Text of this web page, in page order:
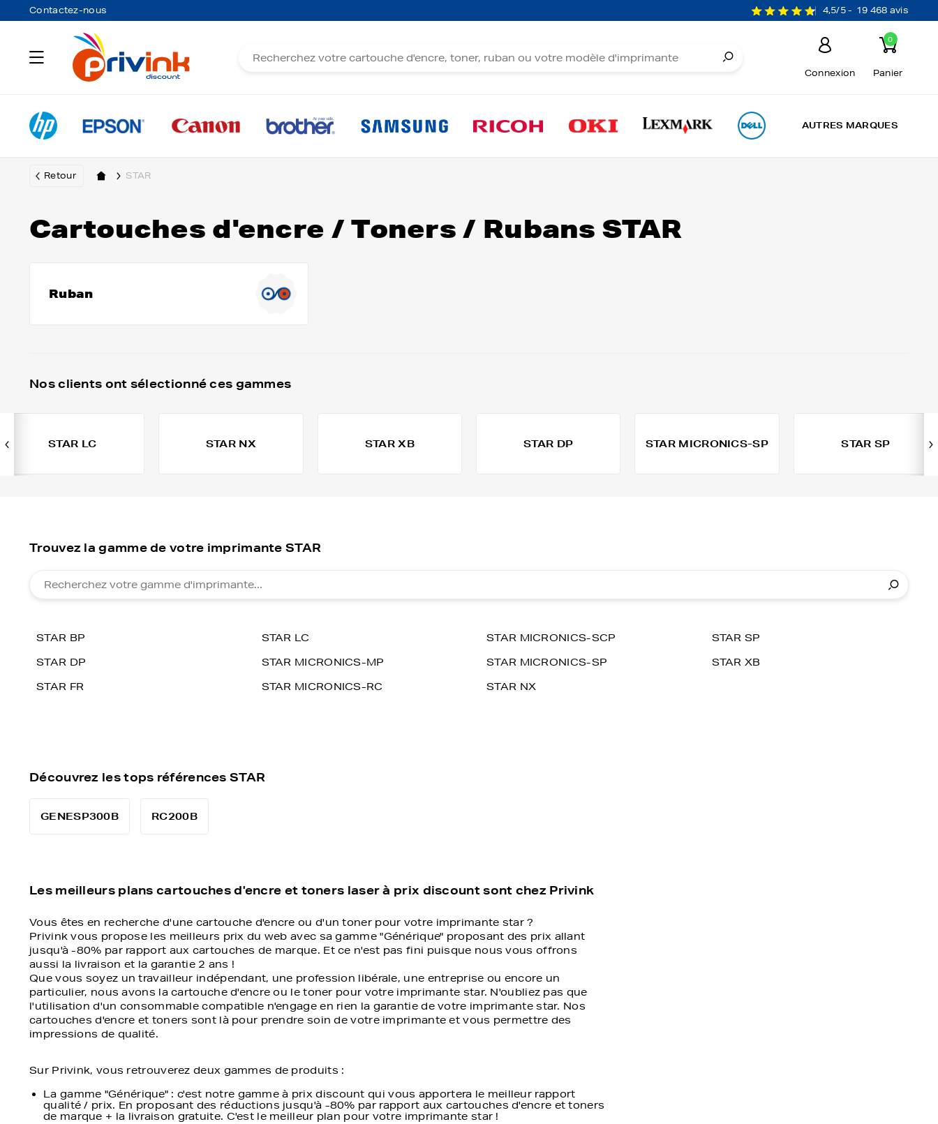
Contactez-nous 4,5/5 - 19 468 avis
Connexion
0
Panier
AUTRES MARQUES
Retour STAR
Cartouches d'encre / Toners / Rubans STAR
Ruban
Nos clients ont sélectionné ces gammes
STAR LC STAR NX STAR XB STAR DP STAR MICRONICS-SP STAR SP
Trouvez la gamme de votre imprimante STAR
STAR BP
STAR DP
STAR FR
STAR LC
STAR MICRONICS-MP
STAR MICRONICS-RC
STAR MICRONICS-SCP
STAR MICRONICS-SP
STAR NX
STAR SP
STAR XB
Découvrez les tops références STAR
GENESP300B RC200B
Les meilleurs plans cartouches d'encre et toners laser à prix discount sont chez Privink
Vous êtes en recherche d'une cartouche d'encre ou d'un toner pour votre imprimante star ?
Privink vous propose les meilleurs prix du web avec sa gamme "Générique" proposant des prix allant
jusqu'à -80% par rapport aux cartouches de marque. Et ce n'est pas fini puisque nous vous offrons
aussi la livraison et la garantie 2 ans !
Que vous soyez un travailleur indépendant, une profession libérale, une entreprise ou encore un
particulier, nous avons la cartouche d'encre ou le toner pour votre imprimante star. N'oubliez pas que
l'utilisation d'un consommable compatible n'engage en rien la garantie de votre imprimante star. Nos
cartouches d'encre et toners sont là pour prendre soin de votre imprimante et vous permettre des
impressions de qualité.
Sur Privink, vous retrouverez deux gammes de produits :
La gamme "Générique" : c'est notre gamme à prix discount qui vous apportera le meilleur rapport
qualité / prix. En proposant des réductions jusqu'à -80% par rapport aux cartouches d'encre et toners
de marque + la livraison gratuite. C'est le meilleur plan pour votre imprimante star !